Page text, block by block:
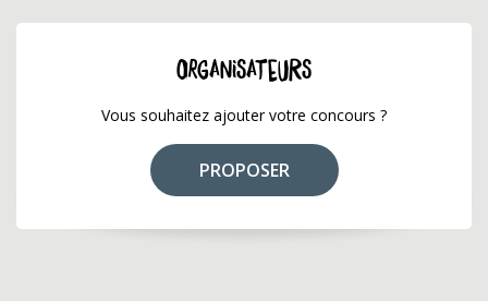
ORGANISATEURS
Vous souhaitez ajouter votre concours ?
PROPOSER